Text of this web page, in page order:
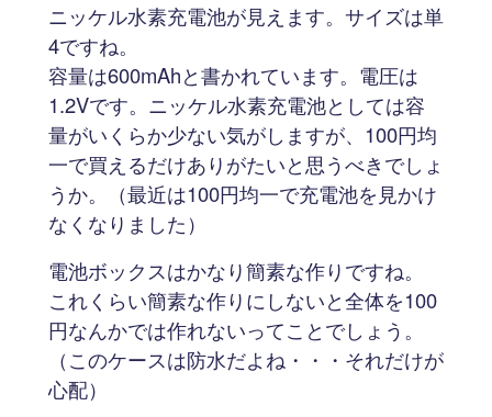
ニッケル水素充電池が見えます。サイズは単
4ですね。
容量は600mAhと書かれています。電圧は
1.2Vです。ニッケル水素充電池としては容
量がいくらか少ない気がしますが、100円均
一で買えるだけありがたいと思うべきでしょ
うか。（最近は100円均一で充電池を見かけ
なくなりました）
電池ボックスはかなり簡素な作りですね。
これくらい簡素な作りにしないと全体を100
円なんかでは作れないってことでしょう。
（このケースは防水だよね・・・それだけが
心配）